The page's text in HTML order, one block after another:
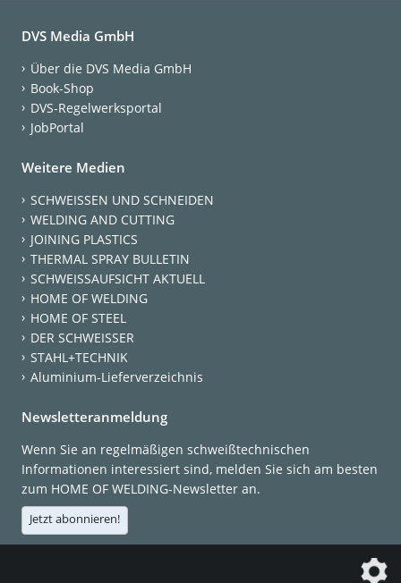
DVS Media GmbH
Über die DVS Media GmbH
Book-Shop
DVS-Regelwerksportal
JobPortal
Weitere Medien
SCHWEISSEN UND SCHNEIDEN
WELDING AND CUTTING
JOINING PLASTICS
THERMAL SPRAY BULLETIN
SCHWEISSAUFSICHT AKTUELL
HOME OF WELDING
HOME OF STEEL
DER SCHWEISSER
STAHL+TECHNIK
Aluminium-Lieferverzeichnis
Newsletteranmeldung
Wenn Sie an regelmäßigen schweißtechnischen
Informationen interessiert sind, melden Sie sich am besten
zum HOME OF WELDING-Newsletter an.
Jetzt abonnieren!